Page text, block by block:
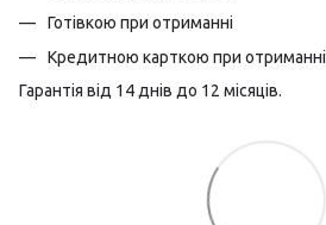
Готівкою при отриманні
Кредитною карткою при отриманні
Гарантія від 14 днів до 12 місяців.